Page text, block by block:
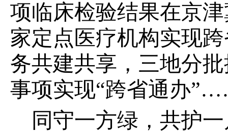
项临床检验结果在京
家定点医疗机构实现
务共建共享，三地分
事项实现“跨省通办
同守一方绿，共护